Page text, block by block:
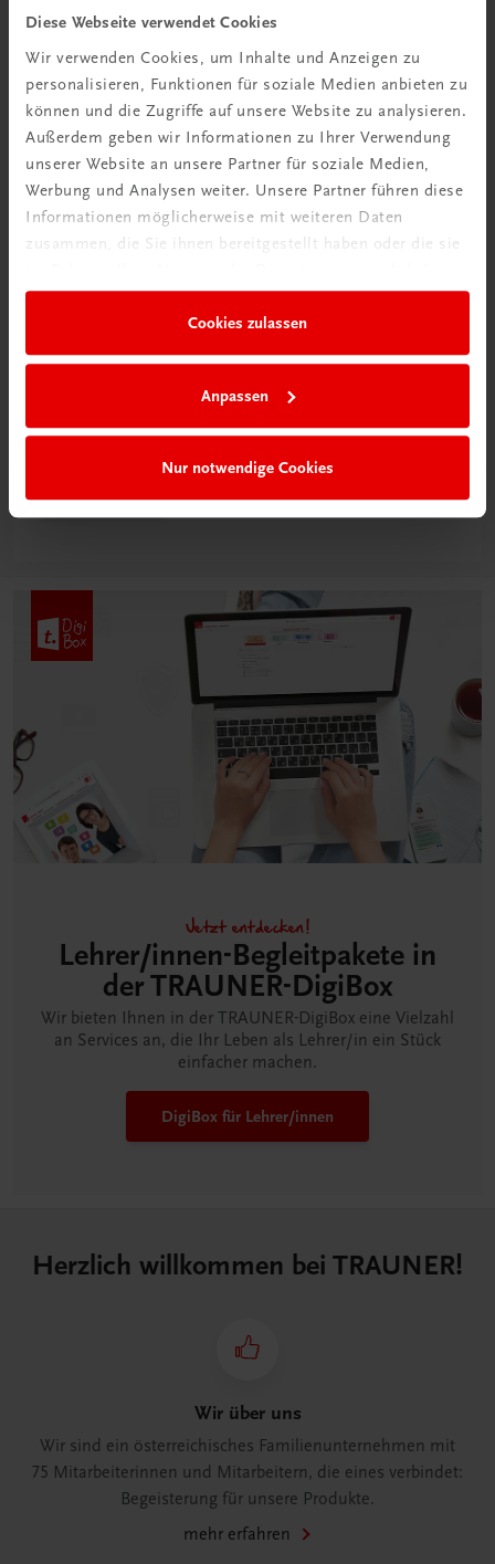
Diese Webseite verwendet Cookies
Wir verwenden Cookies, um Inhalte und Anzeigen zu
personalisieren, Funktionen für soziale Medien anbieten zu
können und die Zugriffe auf unsere Website zu analysieren.
Außerdem geben wir Informationen zu Ihrer Verwendung
unserer Website an unsere Partner für soziale Medien,
Werbung und Analysen weiter. Unsere Partner führen diese
Informationen möglicherweise mit weiteren Daten
zusammen, die Sie ihnen bereitgestellt haben oder die sie
Cookies zulassen
Anpassen
Nur notwendige Cookies
Tipps & Tricks
Mehr dazu
Klassenzimmer“
Mehr dazu
Jetzt entdecken!
Lehrer/innen-Begleitpakete in
der TRAUNER-DigiBox
Wir bieten Ihnen in der TRAUNER-DigiBox eine Vielzahl
an Services an, die Ihr Leben als Lehrer/in ein Stück
einfacher machen.
DigiBox für Lehrer/innen
Herzlich willkommen bei TRAUNER!
Wir über uns
Wir sind ein österreichisches Familienunternehmen mit
75 Mitarbeiterinnen und Mitarbeitern, die eines verbindet:
Begeisterung für unsere Produkte.
mehr erfahren